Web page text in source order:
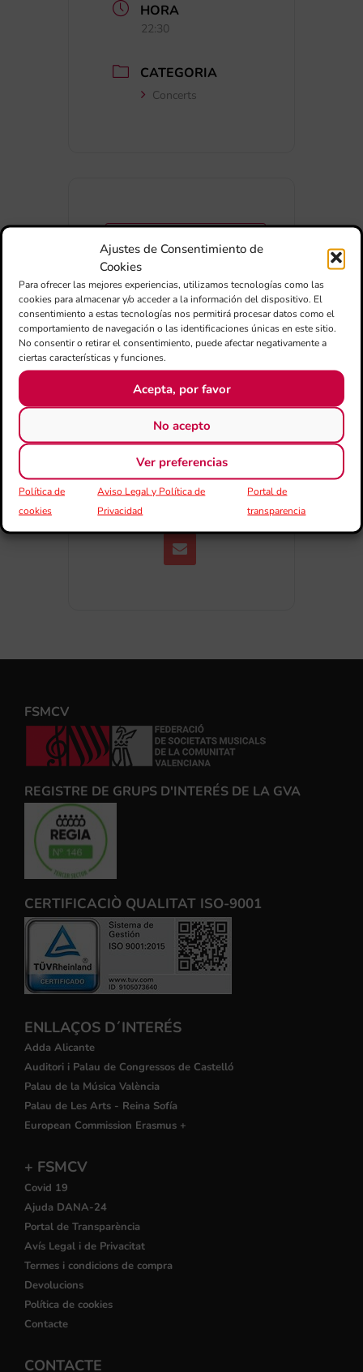
Ajustes de Consentimiento de
Cookies
Para ofrecer las mejores experiencias, utilizamos tecnologías como las
cookies para almacenar y/o acceder a la información del dispositivo. El
consentimiento a estas tecnologías nos permitirá procesar datos como el
comportamiento de navegación o las identificaciones únicas en este sitio.
No consentir o retirar el consentimiento, puede afectar negativamente a
ciertas características y funciones.
Acepta, por favor
No acepto
Ver preferencias
Política de
cookies
Aviso Legal y Política de
Privacidad
Portal de
transparencia
HORA
22:30
CATEGORIA
Concerts
+ Afegir a Google Calendar
Exportar + iCal / Outlook
COMPARTIR
ESDEVENIMENT
FSMCV
REGISTRE DE GRUPS D'INTERÉS DE LA GVA
CERTIFICACIÒ QUALITAT ISO-9001
ENLLAÇOS D´INTERÉS
Adda Alicante
Auditori i Palau de Congressos de Castelló
Palau de la Música València
Palau de Les Arts - Reina Sofía
European Commission Erasmus +
+ FSMCV
Covid 19
Ajuda DANA-24
Portal de Transparència
Avís Legal i de Privacitat
Termes i condicions de compra
Devolucions
Política de cookies
Contacte
CONTACTE